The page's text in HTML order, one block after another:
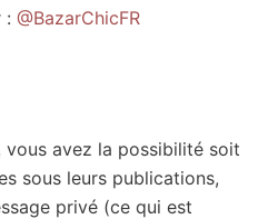
: @BazarChicFR
vous avez la possibilité soit
sous leurs publications,
privé (ce qui est